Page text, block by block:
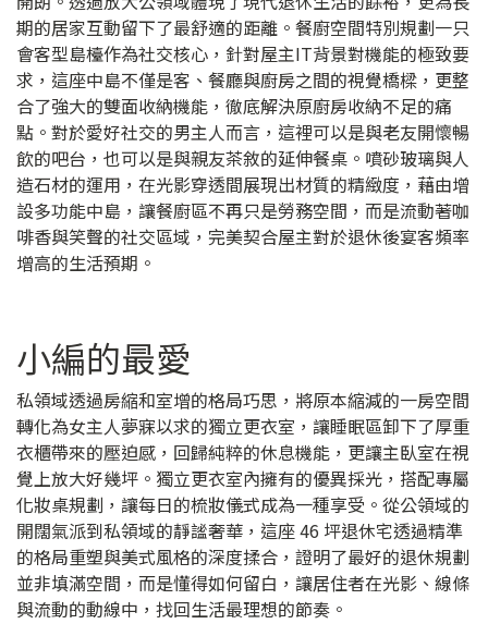
期的居家互動留下了最舒適的距離。餐廚空間特別規劃一只
會客型島檯作為社交核心，針對屋主IT背景對機能的極致要
求，這座中島不僅是客、餐廳與廚房之間的視覺橋樑，更整
合了強大的雙面收納機能，徹底解決原廚房收納不足的痛
點。對於愛好社交的男主人而言，這裡可以是與老友開懷暢
飲的吧台，也可以是與親友茶敘的延伸餐桌。噴砂玻璃與人
造石材的運用，在光影穿透間展現出材質的精緻度，藉由增
設多功能中島，讓餐廚區不再只是勞務空間，而是流動著咖
啡香與笑聲的社交區域，完美契合屋主對於退休後宴客頻率
增高的生活預期。
小編的最愛
私領域透過房縮和室增的格局巧思，將原本縮減的一房空間
轉化為女主人夢寐以求的獨立更衣室，讓睡眠區卸下了厚重
衣櫃帶來的壓迫感，回歸純粹的休息機能，更讓主臥室在視
覺上放大好幾坪。獨立更衣室內擁有的優異採光，搭配專屬
化妝桌規劃，讓每日的梳妝儀式成為一種享受。從公領域的
開闊氣派到私領域的靜謐奢華，這座 46 坪退休宅透過精準
的格局重塑與美式風格的深度揉合，證明了最好的退休規劃
並非填滿空間，而是懂得如何留白，讓居住者在光影、線條
與流動的動線中，找回生活最理想的節奏。